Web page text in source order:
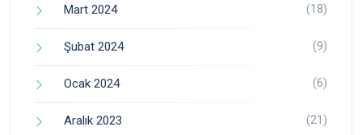
Mart 2024 (18)
Şubat 2024 (9)
Ocak 2024 (6)
Aralık 2023 (21)